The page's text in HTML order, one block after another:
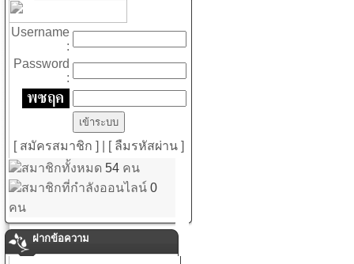
Username
:
Password
:
[ สมัครสมาชิก ]
[ ลืมรหัสผ่าน ]
สมาชิกทั้งหมด 54 คน
สมาชิกที่กำลังออนไลน์ 0
คน
ฝากข้อความ